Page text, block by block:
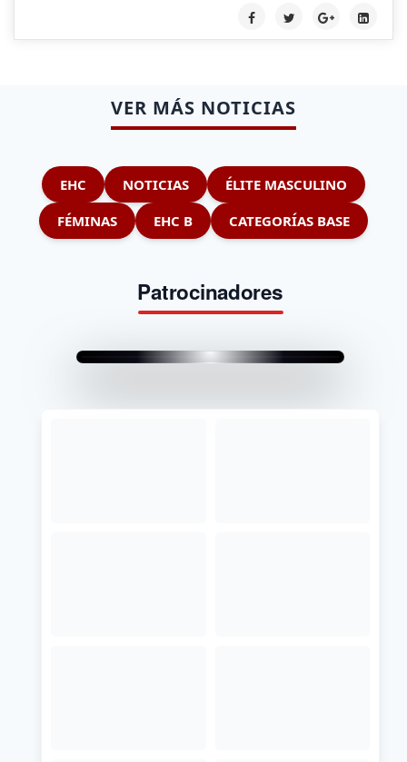
VER MÁS NOTICIAS
EHC NOTICIAS
ÉLITE MASCULINO
FÉMINAS
EHC B CATEGORÍAS BASE
Patrocinadores